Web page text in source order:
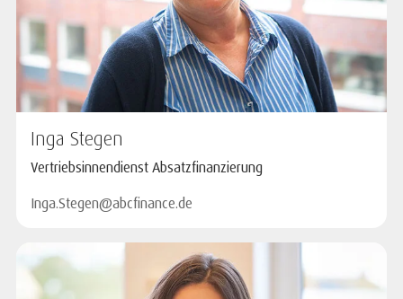
Inga Stegen
Vertriebsinnendienst Absatzfinanzierung
Inga.Stegen@abcfinance.de